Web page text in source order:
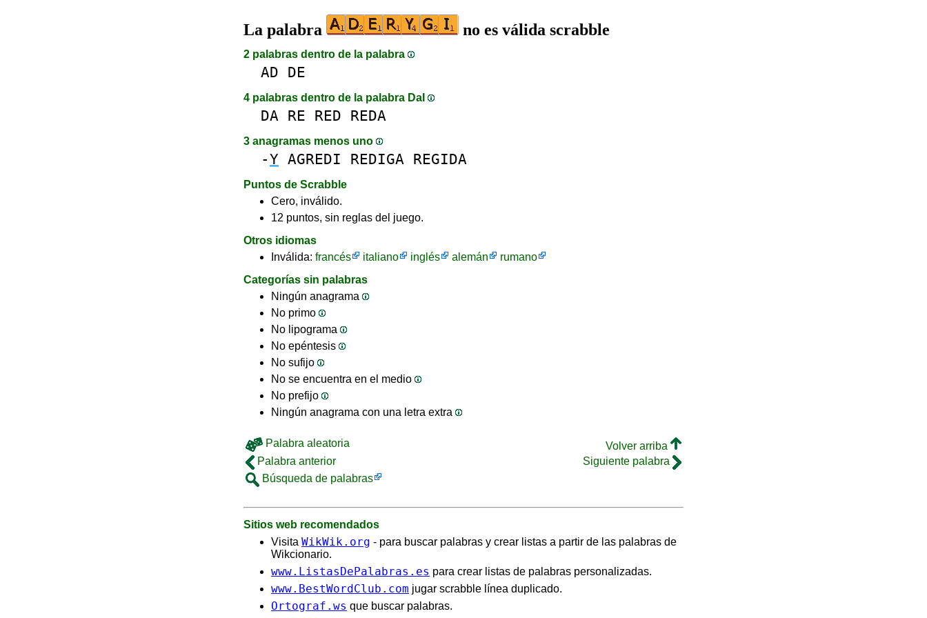
La palabra no es válida scrabble
2 palabras dentro de la palabra
AD DE
4 palabras dentro de la palabra DaI
DA RE RED REDA
3 anagramas menos uno
-Y AGREDI REDIGA REGIDA
Puntos de Scrabble
Cero, inválido.
12 puntos, sin reglas del juego.
Otros idiomas
Inválida: francés italiano inglés alemán
rumano
Categorías sin palabras
Ningún anagrama
No primo
No lipograma
No epéntesis
No sufijo
No se encuentra en el medio
No prefijo
Ningún anagrama con una letra extra
Palabra aleatoria
Volver arriba
Palabra anterior
Siguiente palabra
Búsqueda de palabras
Sitios web recomendados
Visita WikWik.org - para buscar palabras y crear listas a partir de las palabras de
Wikcionario.
www.ListasDePalabras.es para crear listas de palabras personalizadas.
www.BestWordClub.com jugar scrabble línea duplicado.
Ortograf.ws que buscar palabras.